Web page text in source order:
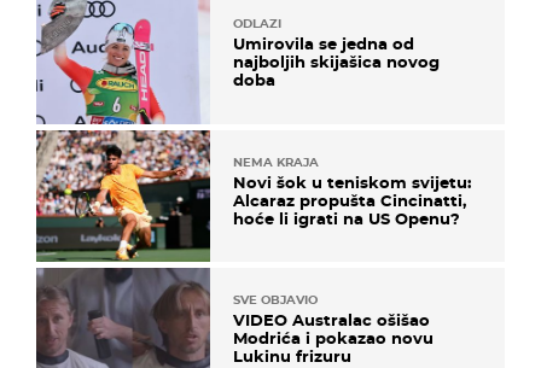
ODLAZI
Umirovila se jedna od
najboljih skijašica novog
doba
NEMA KRAJA
Novi šok u teniskom svijetu:
Alcaraz propušta Cincinatti,
hoće li igrati na US Openu?
SVE OBJAVIO
VIDEO Australac ošišao
Modrića i pokazao novu
Lukinu frizuru